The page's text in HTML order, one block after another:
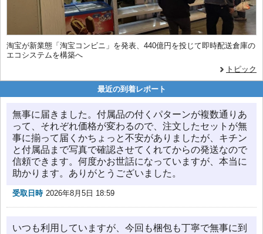
淘宝が新業態「淘宝コンビニ」を発表、440億円を投じて即時配送倉庫の
エコシステムを構築へ
トピック
最近の到着レポート
無事に届きました。付属品の付くパターンが複数通りあ
って、それぞれ価格が変わるので、注文したセットが無
事に揃って届くかちょっと不安がありましたが、キチン
と付属品まで写真で確認させてくれてからの発送なので
信頼できます。何度かお世話になっていますが、本当に
助かります。ありがとうございました。
受取日時 2026年8月5日 18:59
いつも利用していますが、今回も梱包も丁寧で無事に到